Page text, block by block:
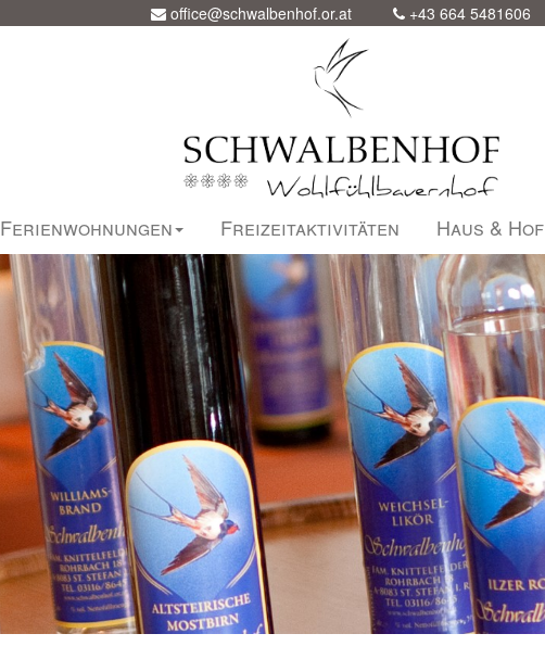
office@schwalbenhof.or.at +43 664 5481606
Ferienwohnungen Freizeitaktivitäten Haus & Hof